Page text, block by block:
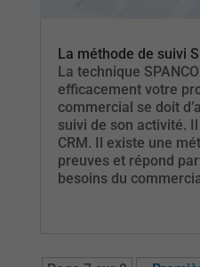
La méthode de suivi
La technique
efficacement votre
commercial se doit
suivi de son activité.
CRM. Il existe une
preuves et répond
besoins du